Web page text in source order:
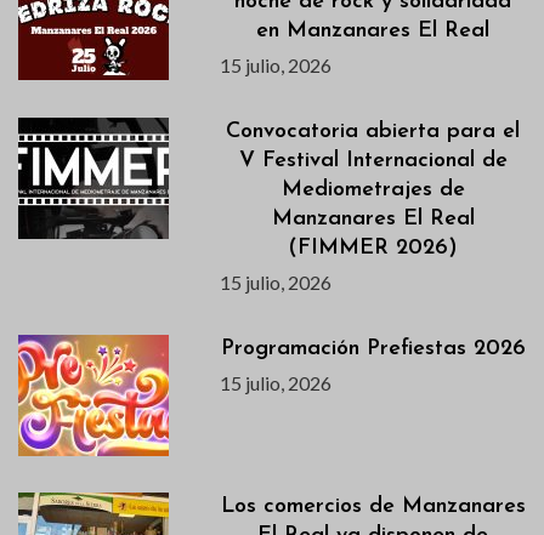
en Manzanares El Real
15 julio, 2026
Convocatoria abierta para el
V Festival Internacional de
Mediometrajes de
Manzanares El Real
(FIMMER 2026)
15 julio, 2026
Programación Prefiestas 2026
15 julio, 2026
Los comercios de Manzanares